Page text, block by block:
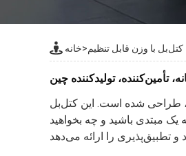
خانه>کتل‌بل با وزن قابل تنظیم
تأمین‌کننده، تولیدکننده چین
طراحی شده است. این کتل‌بل
مبتدی باشید و چه بخواهید